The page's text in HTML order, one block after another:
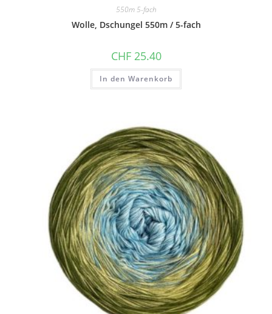
550m 5-fach
Wolle, Dschungel 550m / 5-fach
CHF25.40
In den Warenkorb